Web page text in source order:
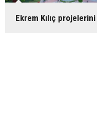
Ekrem Kılıç projelerini